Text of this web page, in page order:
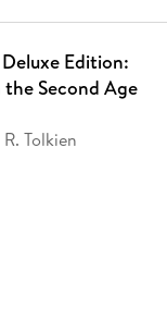
Edition:
Second Age
Tolkien